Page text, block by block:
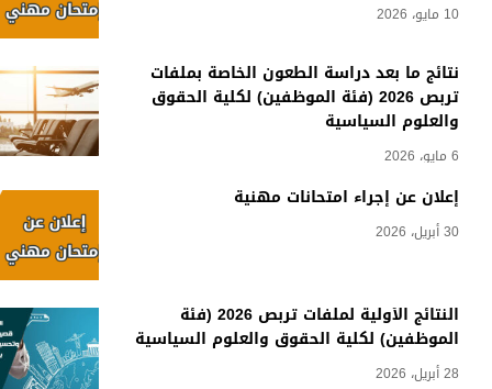
10 مايو، 2026
نتائج ما بعد دراسة الطعون الخاصة بملفات
تربص 2026 (فئة الموظفين) لكلية الحقوق
والعلوم السياسية
6 مايو، 2026
إعلان عن إجراء امتحانات مهنية
30 أبريل، 2026
النتائج الأولية لملفات تربص 2026 (فئة
الموظفين) لكلية الحقوق والعلوم السياسية
28 أبريل، 2026